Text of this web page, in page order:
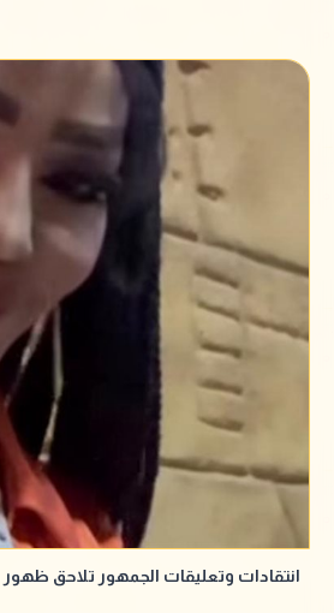
انتقادات وتعليقات الجمهور تلاحق ظهور